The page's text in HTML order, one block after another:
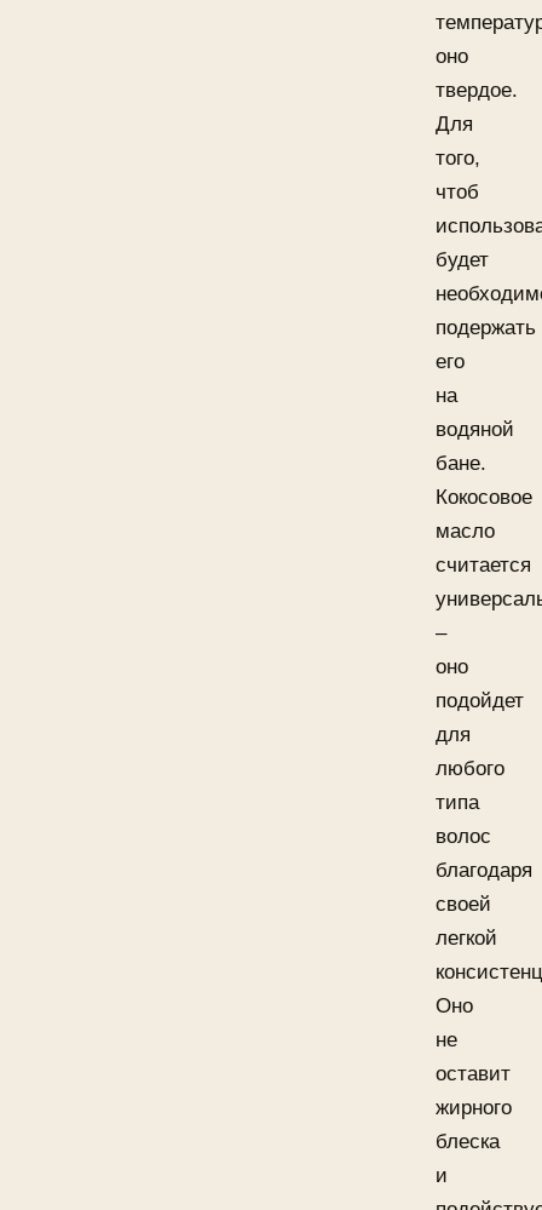
оно
твердое.
Для
того,
чтоб
будет
подержать
его
на
водяной
бане.
Кокосовое
масло
считается
–
оно
подойдет
для
любого
типа
волос
благодаря
своей
легкой
Оно
не
оставит
жирного
блеска
и